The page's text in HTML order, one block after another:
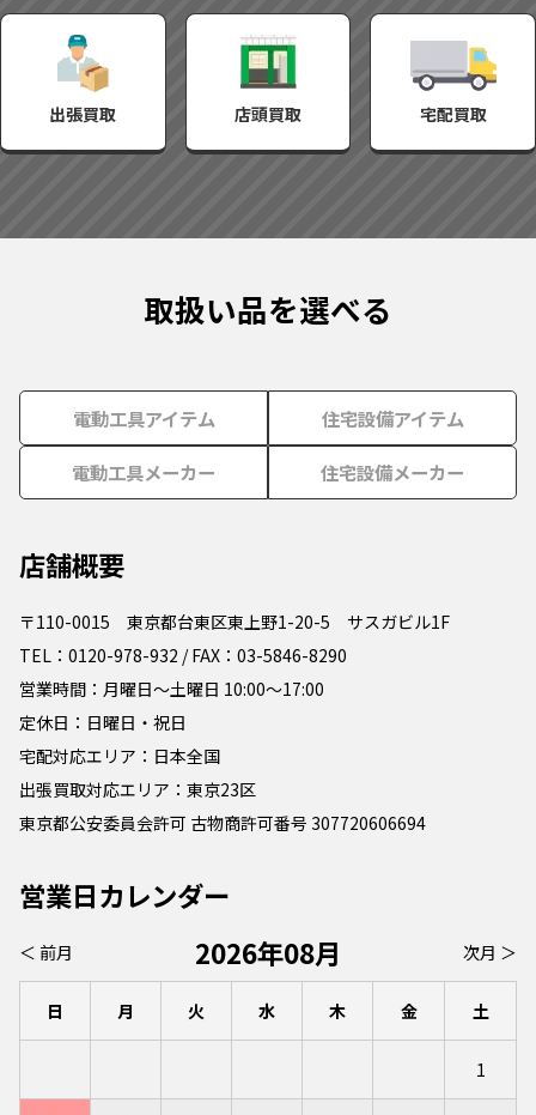
出張買取 店頭買取 宅配買取
取扱い品を選べる
電動工具アイテム 住宅設備アイテム
電動工具メーカー 住宅設備メーカー
店舗概要
〒110-0015 東京都台東区東上野1-20-5 サスガビル1F
TEL：0120-978-932 / FAX：03-5846-8290
営業時間：月曜日～土曜日 10:00～17:00
定休日：日曜日・祝日
宅配対応エリア：日本全国
出張買取対応エリア：東京23区
東京都公安委員会許可 古物商許可番号 307720606694
営業日カレンダー
＜ 前月 2026年08月 次月 ＞
日 月 火 水 木 金 土
1